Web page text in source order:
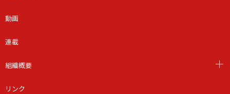
動画
連載
組織概要
リンク